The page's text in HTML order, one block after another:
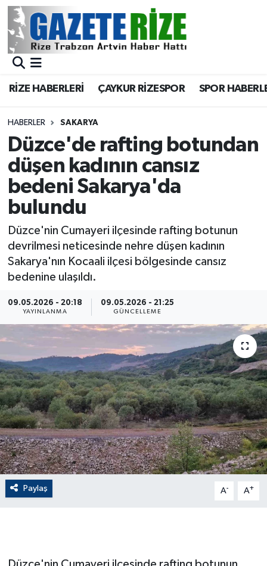
RİZE HABERLERİ ÇAYKUR RİZESPOR SPOR
HABERLER SAKARYA
Düzce'de rafting botundan
düşen kadının cansız
bedeni Sakarya'da
bulundu
Düzce'nin Cumayeri ilçesinde rafting botunun
devrilmesi neticesinde nehre düşen kadının
Sakarya'nın Kocaali ilçesi bölgesinde cansız
bedenine ulaşıldı.
09.05.2026 - 20:18
YAYINLANMA
09.05.2026 - 21:25
GÜNCELLEME
Paylaş A- A+
BÖLGEMİZ
Asayiş
Rize Jandarma Komutanlığı
Bilim Teknoloji
Bölge
Advertising news
Canlı Maç
Dış Haberler
Dünya
EĞİTİM
EKONOMİ
English News
Finans
Flaş Haber
GENEL
Merkez Nöbetçi Eczaneler
Merkez Trafik Yoğunluk Haritası
Süper Lig Puan Durumu ve Fikstür
Tüm Manşetler
Son Dakika Haberleri
Haber Arşivi